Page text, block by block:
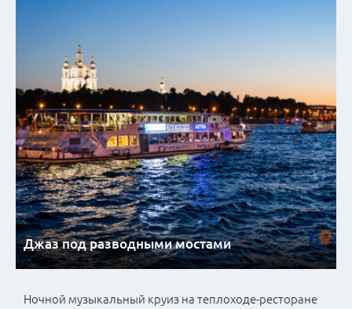
Джаз под разводными мостами
Ночной музыкальный круиз на теплоходе-ресторане